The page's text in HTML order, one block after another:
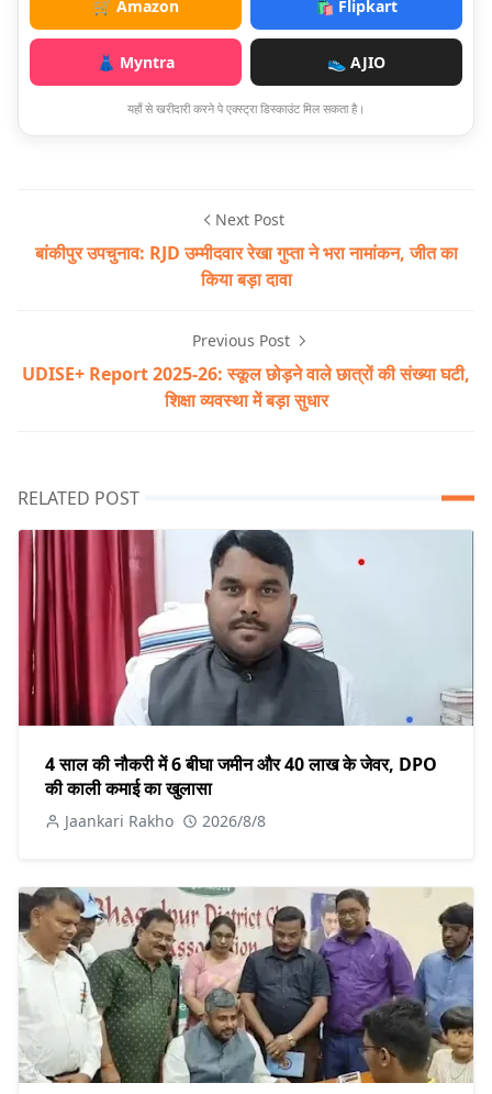
🛒 Amazon 🛍️ Flipkart
👗 Myntra 👟 AJIO
यहाँ से खरीदारी करने पे एक्स्ट्रा डिस्काउंट मिल सकता है।
Next Post
बांकीपुर उपचुनाव: RJD उम्मीदवार रेखा गुप्ता ने भरा नामांकन, जीत का
किया बड़ा दावा
Previous Post
UDISE+ Report 2025-26: स्कूल छोड़ने वाले छात्रों की संख्या घटी,
शिक्षा व्यवस्था में बड़ा सुधार
RELATED POST
4 साल की नौकरी में 6 बीघा जमीन और 40 लाख के जेवर, DPO
की काली कमाई का खुलासा
Jaankari Rakho 2026/8/8